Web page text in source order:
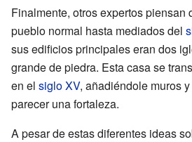
Finalmente, otros expertos piensan
pueblo normal hasta mediados del
sus edificios principales eran dos
grande de piedra. Esta casa se
en el siglo XV, añadiéndole muros
parecer una fortaleza.
A pesar de estas diferentes ideas